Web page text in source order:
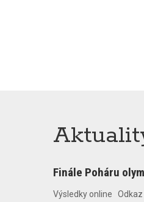
Finále Poháru
Výsledky online Odkaz